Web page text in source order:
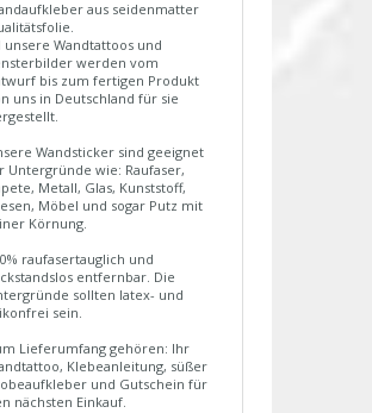
aus seidenmatter
unsere Wandtattoos und
werden vom
bis zum fertigen Produkt
uns in Deutschland für sie
Wandsticker sind geeignet
Untergründe wie: Raufaser,
Metall, Glas, Kunststoff,
Möbel und sogar Putz mit
Körnung.
raufasertauglich und
entfernbar. Die
sollten latex- und
sein.
Lieferumfang gehören: Ihr
Klebeanleitung, süßer
und Gutschein für
nächsten Einkauf.